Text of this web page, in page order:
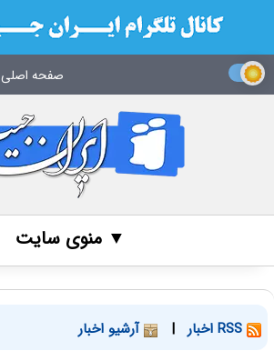
صفحه اصلی
▼ منوی سایت
| آرشیو اخبار